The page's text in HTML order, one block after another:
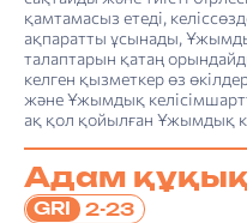
қамтамасыз етеді,
ақпаратты ұсынады,
талаптарын қатаң
келген қызметкер өз
және Ұжымдық
ақ қол қойылған Ұжымдық
Адам
GRI 2-23